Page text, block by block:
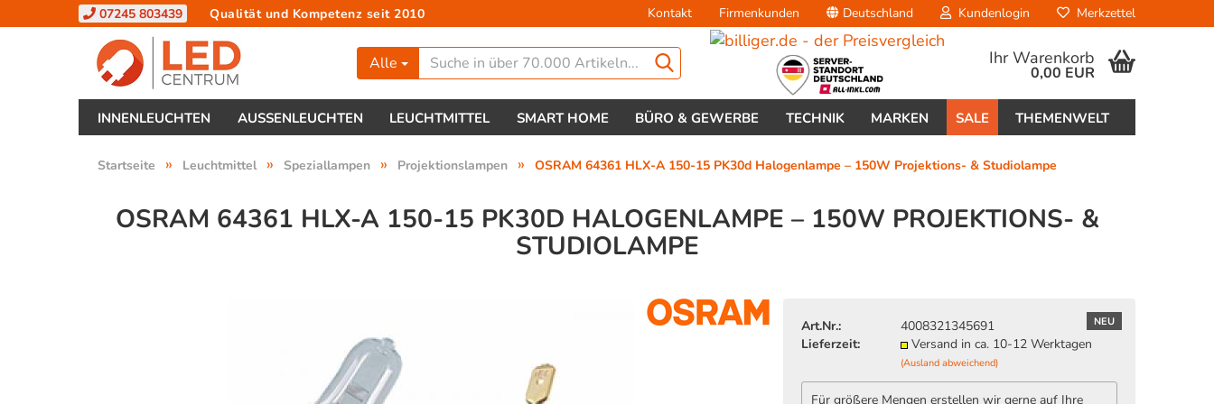
07245 803439 Qualität und Kompetenz seit 2010 Kontakt Firmenkunden Deutschland
Lieferland
Kundenlogin
Passwort vergessen?
Merkzettel
Alle Ihr Warenkorb
0,00 EUR
INNENLEUCHTEN AUSSENLEUCHTEN LEUCHTMITTEL SMART HOME BÜRO & GEWERBE TECHNIK MARKEN SALE THEMENWELT
Startseite » Leuchtmittel » Speziallampen » Projektionslampen » OSRAM 64361 HLX-A 150-15 PK30d Halogenlampe – 150W Projektions- & Studiolampe
OSRAM 64361 HLX-A 150-15 PK30D HALOGENLAMPE – 150W PROJEKTIONS- &
STUDIOLAMPE
NEU
Art.Nr.:
4008321345691
Lieferzeit:
Versand in ca. 10-12 Werktagen
(Ausland abweichend)
Für größere Mengen erstellen wir gerne auf Ihre